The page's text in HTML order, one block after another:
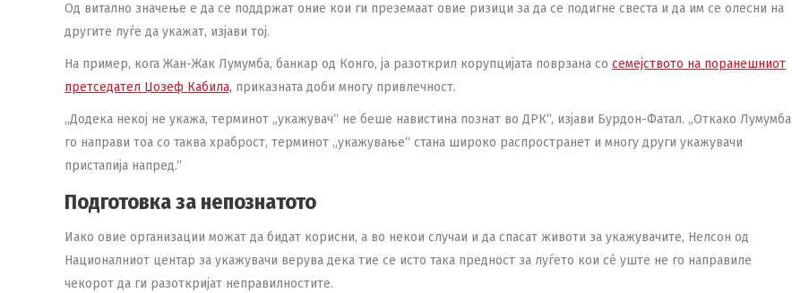
Од витално значење е да се поддржат оние кои ги преземаат овие ризици за да се подигне свеста и да им се олесни на
другите луѓе да укажат, изјави тој.
На пример, кога Жан-Жак Лумумба, банкар од Конго, ја разоткрил корупцијата поврзана со семејството на поранешниот
претседател Џозеф Кабила, приказната доби многу привлечност.
„Додека некој не укажа, терминот „укажувач“ не беше навистина познат во ДРК“, изјави Бурдон-Фатал. „Откако Лумумба
го направи тоа со таква храброст, терминот „укажување“ стана широко распространет и многу други укажувачи
пристапија напред.“
Подготовка за непознатото
Иако овие организации можат да бидат корисни, а во некои случаи и да спасат животи за укажувачите, Нелсон од
Националниот центар за укажувачи верува дека тие се исто така предност за луѓето кои сè уште не го направиле
чекорот да ги разоткријат неправилностите.